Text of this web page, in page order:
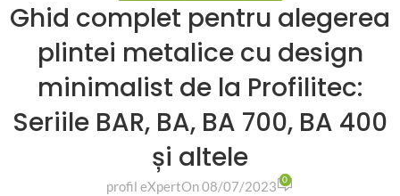
Ghid complet pentru alegerea
plintei metalice cu design
minimalist de la Profilitec:
Seriile BAR, BA, BA 700, BA 400
și altele
profil eXpertOn 08/07/2023 0